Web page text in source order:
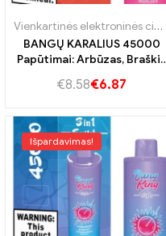
Vienkartinės elektroninės cigaretės Vokietija
BANGŲ KARALIUS 45000
Papūtimai: Arbūzas, Braškių
gautumėte „Ultimate“
€8.58€6.87
Išpardavimas!